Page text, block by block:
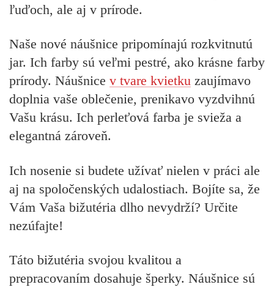
ľuďoch, ale aj v prírode.
Naše nové náušnice pripomínajú rozkvitnutú
jar. Ich farby sú veľmi pestré, ako krásne farby
prírody. Náušnice v tvare kvietku zaujímavo
doplnia vaše oblečenie, prenikavo vyzdvihnú
Vašu krásu. Ich perleťová farba je svieža a
elegantná zároveň.
Ich nosenie si budete užívať nielen v práci ale
aj na spoločenských udalostiach. Bojíte sa, že
Vám Vaša bižutéria dlho nevydrží? Určite
nezúfajte!
Táto bižutéria svojou kvalitou a
prepracovaním dosahuje šperky. Náušnice sú